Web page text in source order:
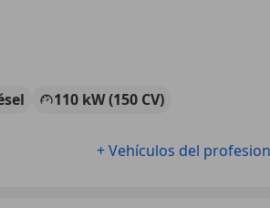
110 kW (150 CV)
+ Vehículos del